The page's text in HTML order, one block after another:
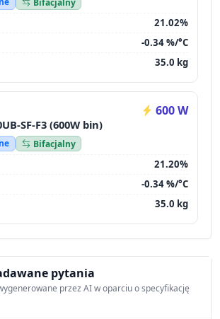
21.02%
-0.34 %/°C
35.0 kg
600 W
SF-F3 (600W bin)
Bifacjalny
21.20%
-0.34 %/°C
35.0 kg
pytania
przez AI w oparciu o specyfikację